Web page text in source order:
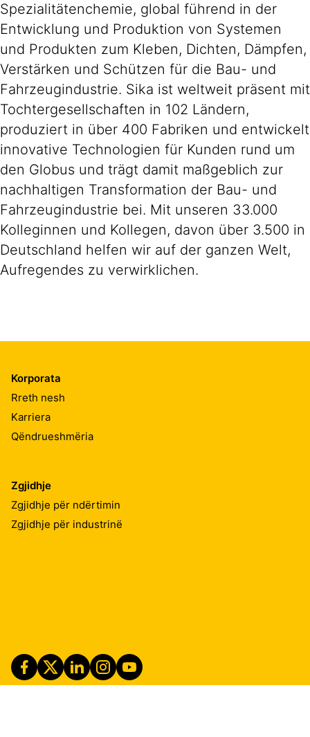
Spezialitätenchemie, global führend in der
Entwicklung und Produktion von Systemen
und Produkten zum Kleben, Dichten, Dämpfen,
Verstärken und Schützen für die Bau- und
Fahrzeugindustrie. Sika ist weltweit präsent mit
Tochtergesellschaften in 102 Ländern,
produziert in über 400 Fabriken und entwickelt
innovative Technologien für Kunden rund um
den Globus und trägt damit maßgeblich zur
nachhaltigen Transformation der Bau- und
Fahrzeugindustrie bei. Mit unseren 33.000
Kolleginnen und Kollegen, davon über 3.500 in
Deutschland helfen wir auf der ganzen Welt,
Aufregendes zu verwirklichen.
Korporata
Rreth nesh
Karriera
Qëndrueshmëria
Zgjidhje
Zgjidhje për ndërtimin
Zgjidhje për industrinë